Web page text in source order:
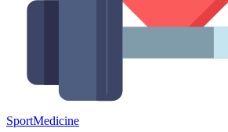
SportMedicine